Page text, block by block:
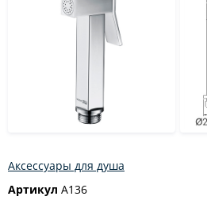
Аксессуары для душа
Артикул A136